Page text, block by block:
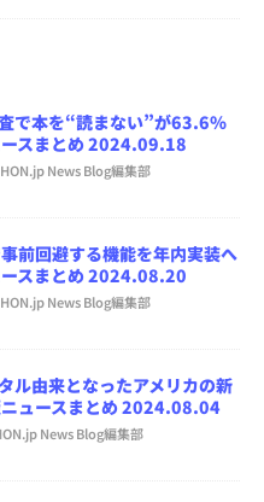
で本を“読まない”が63.6％
ースまとめ 2024.09.18
HON.jp News Blog編集部
前回避する機能を年内実装へ
ースまとめ 2024.08.20
HON.jp News Blog編集部
ル由来となったアメリカの新
ニュースまとめ 2024.08.04
News Blog編集部